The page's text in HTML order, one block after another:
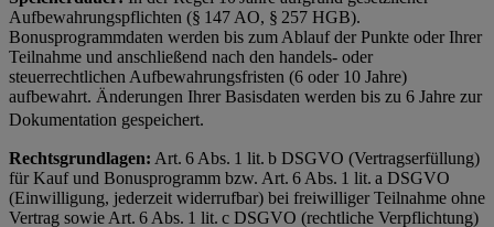
Aufbewahrungspflichten (§ 147 AO, § 257 HGB).
Bonusprogrammdaten werden bis zum Ablauf der Punkte oder Ihrer
Teilnahme und anschließend nach den handels- oder
steuerrechtlichen Aufbewahrungsfristen (6 oder 10 Jahre)
aufbewahrt. Änderungen Ihrer Basisdaten werden bis zu 6 Jahre zur
Dokumentation gespeichert.
Rechtsgrundlagen: Art. 6 Abs. 1 lit. b DSGVO (Vertragserfüllung)
für Kauf und Bonusprogramm bzw. Art. 6 Abs. 1 lit. a DSGVO
(Einwilligung, jederzeit widerrufbar) bei freiwilliger Teilnahme ohne
Vertrag sowie Art. 6 Abs. 1 lit. c DSGVO (rechtliche Verpflichtung)